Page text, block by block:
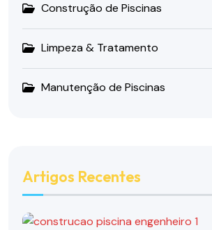
Construção de Piscinas
Limpeza & Tratamento
Manutenção de Piscinas
Artigos Recentes